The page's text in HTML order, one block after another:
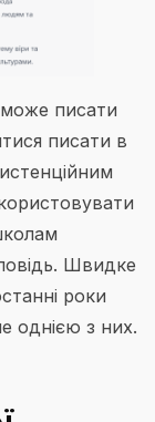
писати
писати в
Швидке
роки
однією з них.